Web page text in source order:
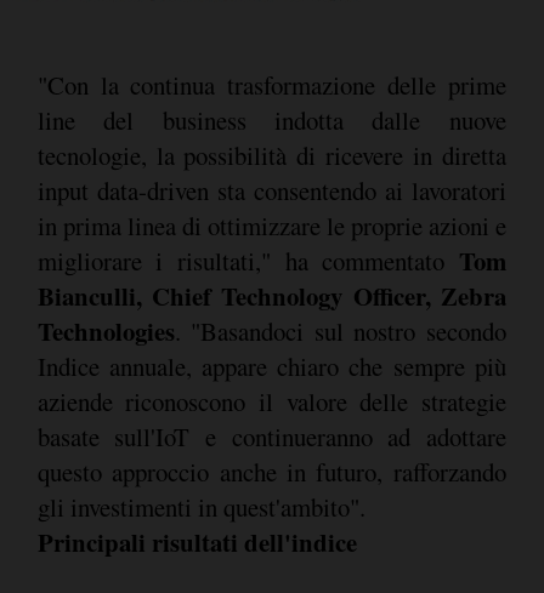
"Con la continua trasformazione delle prime
line del business indotta dalle nuove
tecnologie, la possibilità di ricevere in diretta
input data-driven sta consentendo ai lavoratori
in prima linea di ottimizzare le proprie azioni e
migliorare i risultati," ha commentato Tom
Bianculli, Chief Technology Officer, Zebra
Technologies. "Basandoci sul nostro secondo
Indice annuale, appare chiaro che sempre più
aziende riconoscono il valore delle strategie
basate sull'IoT e continueranno ad adottare
questo approccio anche in futuro, rafforzando
gli investimenti in quest'ambito".
Principali risultati dell'indice